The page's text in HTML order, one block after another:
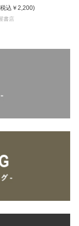
/ KTHN-AKF Untitled
込 ￥2,200)
書店